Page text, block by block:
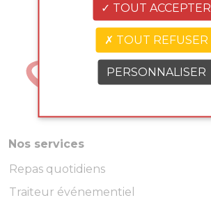
Nos services
Repas quotidiens
Traiteur événementiel
TOUT ACCEPTER
TOUT REFUSER
PERSONNALISER